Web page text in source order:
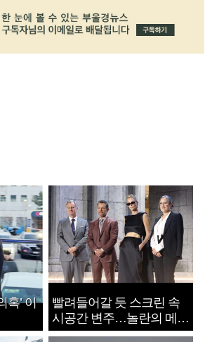
혹’ 이
빨려들어갈 듯 스크린 속
시공간 변주…놀란의 메시
지는 ‘전쟁 속죄’